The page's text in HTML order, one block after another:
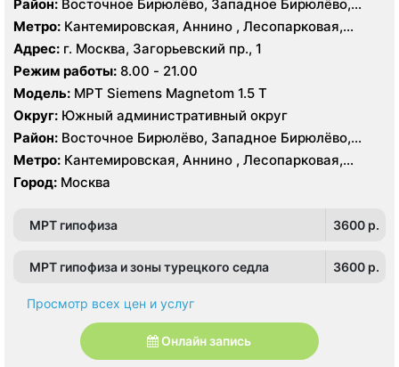
Район: Восточное Бирюлёво, Западное Бирюлёво,
Москворечье-Сабурово, Северное Орехово-Борисово,
Южное Орехово-Борисово, Царицыно, Северное
Чертаново, Центральное Чертаново, Южное Чертаново
, Южное Чертаново , Северное Бутово
Метро: Кантемировская, Аннино , Лесопарковая,
Пражская, Улица Академика Янгеля, Улица
Старокачаловская, Царицыно, Южная
Адрес: г. Москва, Загорьевский пр., 1
Режим работы: 8.00 - 21.00
Модель: МРТ Siemens Magnetom 1.5 Т
Округ: Южный административный округ
Район: Восточное Бирюлёво, Западное Бирюлёво,
Москворечье-Сабурово, Северное Орехово-Борисово,
Южное Орехово-Борисово, Царицыно, Северное
Чертаново, Центральное Чертаново, Южное Чертаново
Метро: Кантемировская, Аннино , Лесопарковая,
Пражская, Улица Академика Янгеля, Улица
Старокачаловская, Царицыно, Южная
Город: Москва
МРТ гипофиза 3600 p.
МРТ гипофиза и зоны турецкого седла 3600 p.
Просмотр всех цен и услуг
Онлайн запись